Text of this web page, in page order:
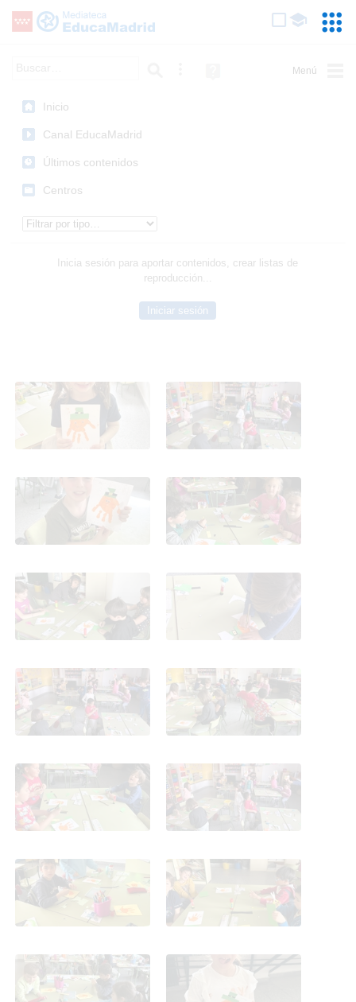
Saltar navegación
Inicio
Canal EducaMadrid
Últimos contenidos
Centros
Inicia sesión para aportar contenidos, crear listas de
reproducción...
Iniciar sesión
St. Patrick en 1º_CEIP
FDLR_Las Rozas
St. Patrick en 1º_CEIP
FDLR_Las Rozas
FDLR_Las Rozas
St. Patrick en 1º_CEIP
FDLR_Las Rozas
St. Patrick en 1º_CEIP
FDLR_Las Rozas
St. Patrick en 1º_CEIP
FDLR_Las Rozas
St. Patrick en 1º_CEIP
FDLR_Las Rozas
St. Patrick en 1º_CEIP
FDLR_Las Rozas
St. Patrick en 1º_CEIP
FDLR_Las Rozas
St. Patrick en 1º_CEIP
FDLR_Las Rozas
St. Patrick en 1º_CEIP
FDLR_Las Rozas
St. Patrick en 1º_CEIP
FDLR_Las Rozas
St. Patrick en 1º_CEIP
FDLR_Las Rozas
St. Patrick en 1º_CEIP
FDLR_Las Rozas